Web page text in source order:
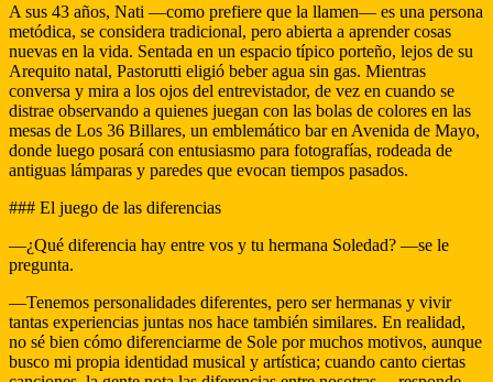
A sus 43 años, Nati —como prefiere que la llamen— es una persona
metódica, se considera tradicional, pero abierta a aprender cosas
nuevas en la vida. Sentada en un espacio típico porteño, lejos de su
Arequito natal, Pastorutti eligió beber agua sin gas. Mientras
conversa y mira a los ojos del entrevistador, de vez en cuando se
distrae observando a quienes juegan con las bolas de colores en las
mesas de Los 36 Billares, un emblemático bar en Avenida de Mayo,
donde luego posará con entusiasmo para fotografías, rodeada de
antiguas lámparas y paredes que evocan tiempos pasados.
### El juego de las diferencias
—¿Qué diferencia hay entre vos y tu hermana Soledad? —se le
pregunta.
—Tenemos personalidades diferentes, pero ser hermanas y vivir
tantas experiencias juntas nos hace también similares. En realidad,
no sé bien cómo diferenciarme de Sole por muchos motivos, aunque
busco mi propia identidad musical y artística; cuando canto ciertas